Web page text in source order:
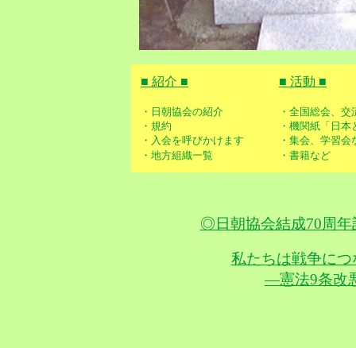
■ 紹介 ■
・日朝協会の紹介
・規約
・入会を呼びかけます
・地方組織一覧
■ 活動 ■
・全国総会、交
・機関紙「日本
・集会、学習会
・書籍など
◎日朝協会結成70周
私たちは戦争に
―憲法9条改